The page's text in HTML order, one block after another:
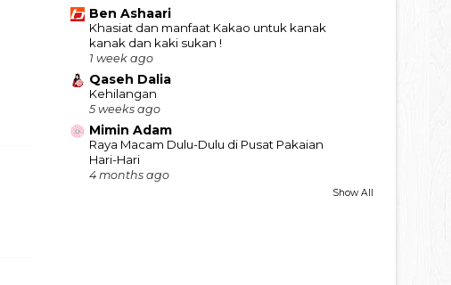
Ben Ashaari
Khasiat dan manfaat Kakao untuk kanak
kanak dan kaki sukan !
1 week ago
Qaseh Dalia
Kehilangan
5 weeks ago
Mimin Adam
Raya Macam Dulu-Dulu di Pusat Pakaian
Hari-Hari
4 months ago
Show All